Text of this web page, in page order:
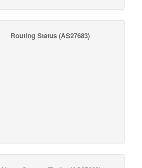
Routing Status (AS27683)